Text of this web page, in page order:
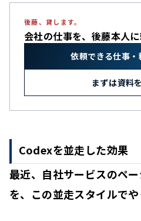
後藤、貸します。
会社の仕事を、 後藤本人
依頼できる仕事・
まずは資料
Codexを並走した効果
最近、 自社サービスのペ
を、この並走スタイルでや